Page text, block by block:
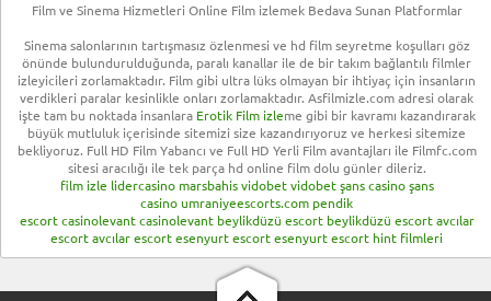
Film ve Sinema Hizmetleri Online Film izlemek Bedava Sunan Platformlar
Sinema salonlarının tartışmasız özlenmesi ve hd film seyretme koşulları göz
önünde bulundurulduğunda, paralı kanallar ile de bir takım bağlantılı filmler
izleyicileri zorlamaktadır. Film gibi ultra lüks olmayan bir ihtiyaç için insanların
verdikleri paralar kesinlikle onları zorlamaktadır. Asfilmizle.com adresi olarak
işte tam bu noktada insanlara Erotik Film izleme gibi bir kavramı kazandırarak
büyük mutluluk içerisinde sitemizi size kazandırıyoruz ve herkesi sitemize
bekliyoruz. Full HD Film Yabancı ve Full HD Yerli Film avantajları ile Filmfc.com
sitesi aracılığı ile tek parça hd online film dolu günler dileriz.
film izle lidercasino marsbahis vidobet vidobet şans casino şans
casinoumraniyeescorts.com pendik
escort casinolevant casinolevant beylikdüzü escort beylikdüzü escort avcılar
escortavcılar escortesenyurt escortesenyurt escort hint filmleri